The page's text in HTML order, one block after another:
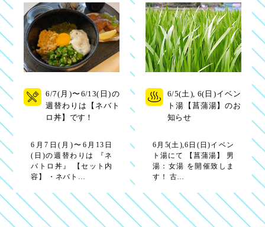
6/7(月)〜6/13(日)の
週替わりは【ネバト
ロ丼】です！
6月7日(月)〜6月13日
(日)の週替わりは 『ネ
バトロ丼』 【セット内
容】 ・ネバト…
6/5(土), 6(日)イベン
ト湯【菖蒲湯】のお
知らせ
6月5(土),6日(日)イベン
ト湯にて 【菖蒲湯】 男
湯：女湯 を開催致しま
す！ 古…